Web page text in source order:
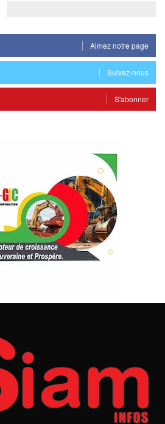
Aimez notre page
Suivez-nous
S'abonner